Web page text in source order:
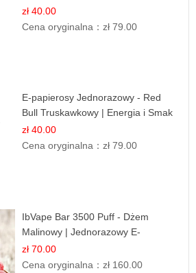
Mocne Doznania
zł 40.00
Cena oryginalna：zł 79.00
E-papierosy Jednorazowy - Red
Bull Truskawkowy | Energia i Smak
zł 40.00
Cena oryginalna：zł 79.00
IbVape Bar 3500 Puff - Dżem
Malinowy | Jednorazowy E-
papieros
zł 70.00
Cena oryginalna：zł 160.00